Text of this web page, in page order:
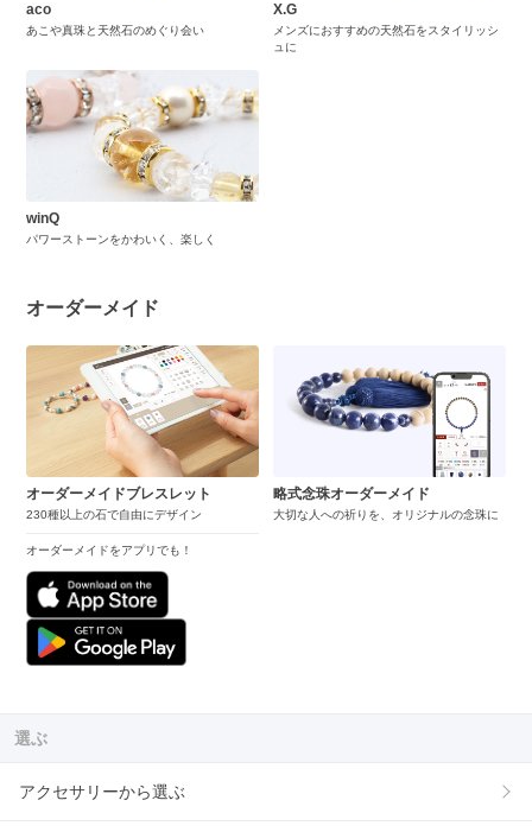
aco
あこや真珠と天然石のめぐり会い
X.G
メンズにおすすめの天然石をスタイリッシ
ュに
winQ
パワーストーンをかわいく、楽しく
オーダーメイド
オーダーメイドブレスレット
230種以上の石で自由にデザイン
オーダーメイドをアプリでも！
略式念珠オーダーメイド
大切な人への祈りを、オリジナルの念珠に
選ぶ
アクセサリーから選ぶ